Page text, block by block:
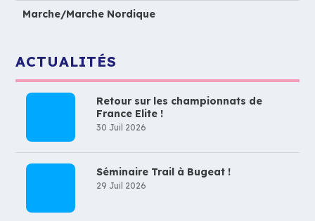
Marche/Marche Nordique
ACTUALITÉS
Retour sur les championnats de
France Elite !
30 Juil 2026
Séminaire Trail à Bugeat !
29 Juil 2026